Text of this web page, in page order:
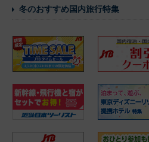
冬のおすすめ国内旅行特集